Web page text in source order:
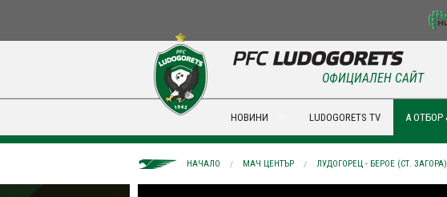
ОФИЦИАЛЕН САЙТ
НОВИНИ LUDOGORETS TV А ОТБОР
НАЧАЛО МАЧ ЦЕНТЪР ЛУДОГОРЕЦ - БЕРОЕ (СТ. ЗАГОРА)